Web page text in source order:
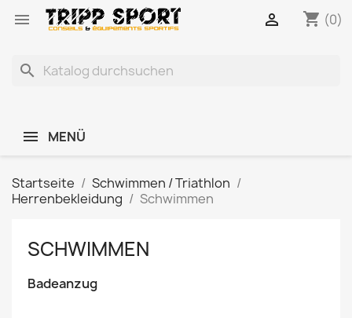
 shopping_cart (0)

search
MENÜ
Startseite
Schwimmen / Triathlon
Herrenbekleidung
Schwimmen
SCHWIMMEN
Badeanzug